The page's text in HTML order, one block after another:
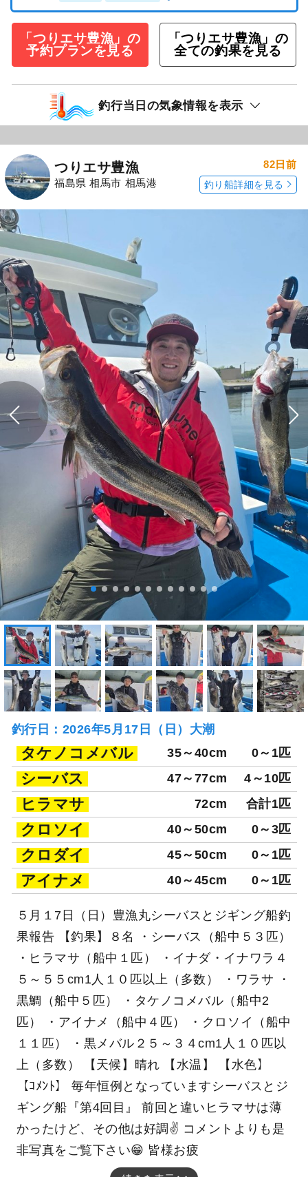
「つりエサ豊漁」の
予約プランを見る
「つりエサ豊漁」の
全ての釣果を見る
釣行当日の気象情報を表示
つりエサ豊漁
福島県 相馬市 相馬港
82日前
釣り船詳細を見る
釣行日：2026年5月17日（日）大潮
タケノコメバル 35～40cm 0～1匹
シーバス 47～77cm 4～10匹
ヒラマサ 72cm 合計1匹
クロソイ 40～50cm 0～3匹
クロダイ 45～50cm 0～1匹
アイナメ 40～45cm 0～1匹
５月１7日（日）豊漁丸シーバスとジギング船釣
果報告 【釣果】８名 ・シーバス（船中５３匹）
・ヒラマサ（船中１匹） ・イナダ・イナワラ４
５～５５cm1人１０匹以上（多数） ・ワラサ ・
黒鯛（船中５匹） ・タケノコメバル（船中2
匹） ・アイナメ（船中４匹） ・クロソイ（船中
１１匹） ・黒メバル２５～３４cm1人１０匹以
上（多数） 【天候】晴れ 【水温】 【水色】
【ｺﾒﾝﾄ】 毎年恒例となっていますシーバスとジ
ギング船『第4回目』 前回と違いヒラマサは薄
かったけど、その他は好調✌️ コメントよりも是
非写真をご覧下さい😁 皆様お疲